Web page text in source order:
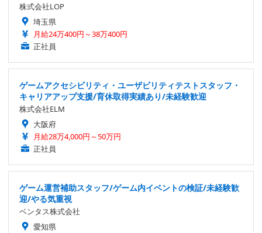
株式会社LOP
埼玉県
月給24万400円～38万400円
正社員
ゲームアクセシビリティ・ユーザビリティテストスタッフ・
キャリアアップ支援/育休取得実績あり/未経験歓迎
株式会社ELM
大阪府
月給28万4,000円～50万円
正社員
ゲーム運営補助スタッフ/ゲーム内イベントの検証/未経験歓
迎/やる気重視
ベンタス株式会社
愛知県